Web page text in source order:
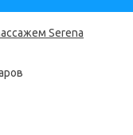
Serena